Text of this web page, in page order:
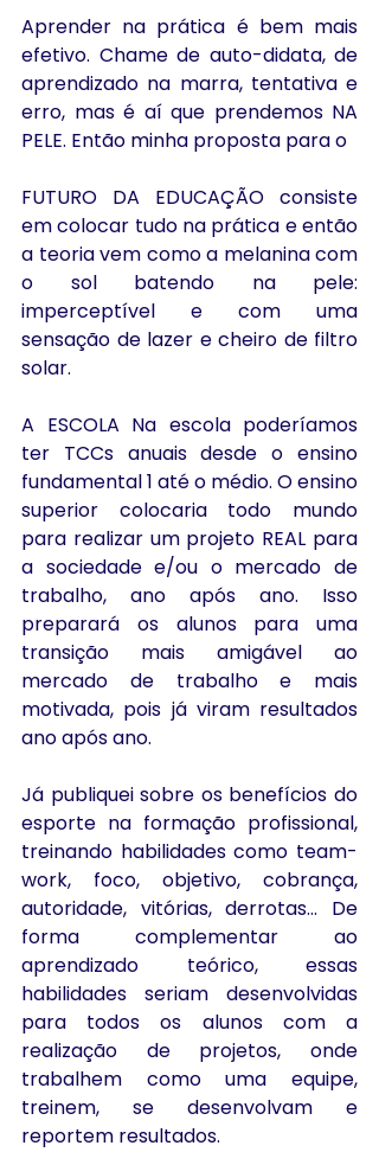
Aprender na prática é bem mais
efetivo. Chame de auto-didata, de
aprendizado na marra, tentativa e
erro, mas é aí que prendemos NA
PELE. Então minha proposta para o
FUTURO DA EDUCAÇÃO consiste
em colocar tudo na prática e então
a teoria vem como a melanina com
o sol batendo na pele:
imperceptível e com uma
sensação de lazer e cheiro de filtro
solar.
A ESCOLA Na escola poderíamos
ter TCCs anuais desde o ensino
fundamental 1 até o médio. O ensino
superior colocaria todo mundo
para realizar um projeto REAL para
a sociedade e/ou o mercado de
trabalho, ano após ano. Isso
preparará os alunos para uma
transição mais amigável ao
mercado de trabalho e mais
motivada, pois já viram resultados
ano após ano.
Já publiquei sobre os benefícios do
esporte na formação profissional,
treinando habilidades como team-
work, foco, objetivo, cobrança,
autoridade, vitórias, derrotas... De
forma complementar ao
aprendizado teórico, essas
habilidades seriam desenvolvidas
para todos os alunos com a
realização de projetos, onde
trabalhem como uma equipe,
treinem, se desenvolvam e
reportem resultados.